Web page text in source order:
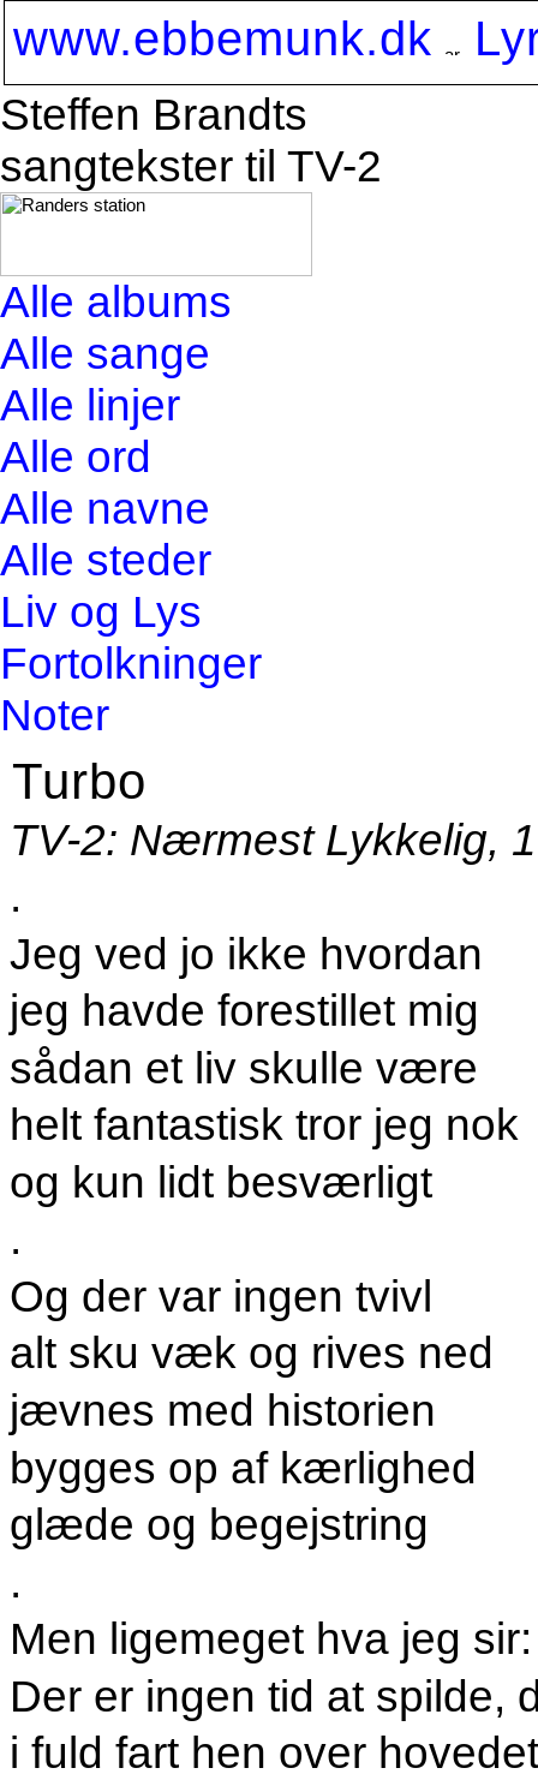
www.ebbemunk.dk
Steffen Brandts
sangtekster til TV-2
Alle albums
Alle sange
Alle linjer
Alle ord
Alle navne
Alle steder
Liv og Lys
Fortolkninger
Noter
Turbo
TV-2: Nærmest Lykkelig,
.
Jeg ved jo ikke hvordan
jeg havde forestillet mig
sådan et liv skulle være
helt fantastisk tror jeg nok
og kun lidt besværligt
.
Og der var ingen tvivl
alt sku væk og rives ned
jævnes med historien
bygges op af kærlighed
glæde og begejstring
.
Men ligemeget hva jeg sir:
Der er ingen tid at spilde,
i fuld fart hen over